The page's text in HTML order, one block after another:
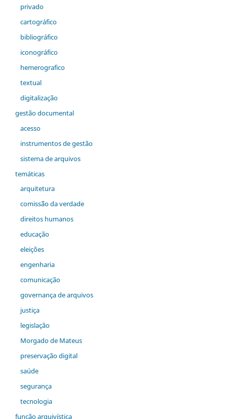
privado
cartográfico
bibliográfico
iconográfico
hemerografico
textual
digitalização
gestão documental
acesso
instrumentos de gestão
sistema de arquivos
temáticas
arquitetura
comiss˜ão da verdade
direitos humanos
educação
eleições
engenharia
comunicação
governança de arquivos
justiça
legislação
Morgado de Mateus
preservação digital
saúde
segurança
tecnologia
função arquivística